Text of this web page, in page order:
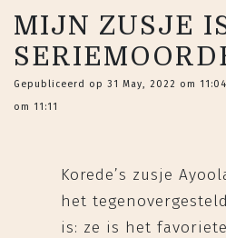
MIJN ZUSJE
Gepubliceerd op 31 May, 2022 om
om 11:11
Korede’s zusje
het
is: ze is het